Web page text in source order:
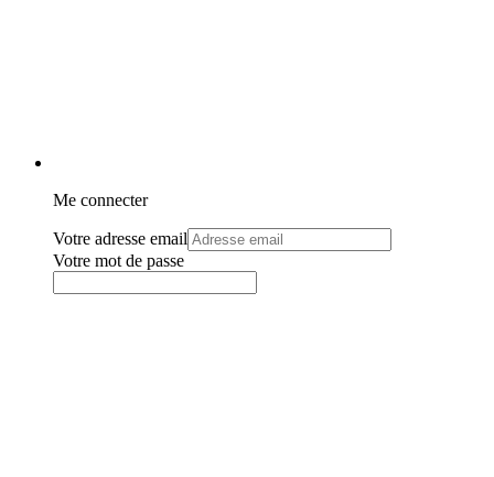
Me connecter
Votre adresse email
Votre mot de passe